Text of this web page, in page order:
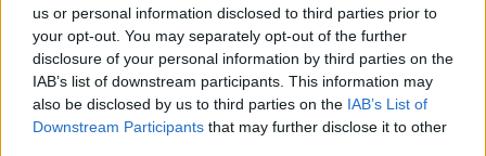
us or personal information disclosed to third parties prior to
your opt-out. You may separately opt-out of the further
disclosure of your personal information by third parties on the
IAB’s list of downstream participants. This information may
also be disclosed by us to third parties on the IAB’s List of
Downstream Participants that may further disclose it to other